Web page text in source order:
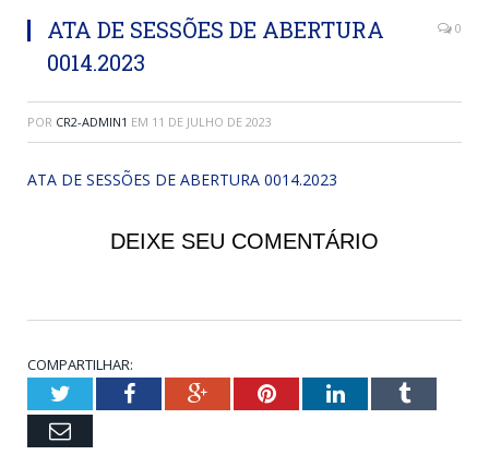
ATA DE SESSÕES DE ABERTURA
0014.2023
0
POR CR2-ADMIN1 EM 11 DE JULHO DE 2023
ATA DE SESSÕES DE ABERTURA 0014.2023
DEIXE SEU COMENTÁRIO
COMPARTILHAR:
TwitterFacebookGoogle+PinterestLinkedInTumblr
Email